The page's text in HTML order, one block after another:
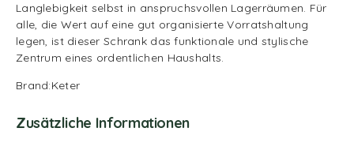
Langlebigkeit selbst in anspruchsvollen Lagerräumen. Für
alle, die Wert auf eine gut organisierte Vorratshaltung
legen, ist dieser Schrank das funktionale und stylische
Zentrum eines ordentlichen Haushalts.
Brand:Keter
Zusätzliche Informationen